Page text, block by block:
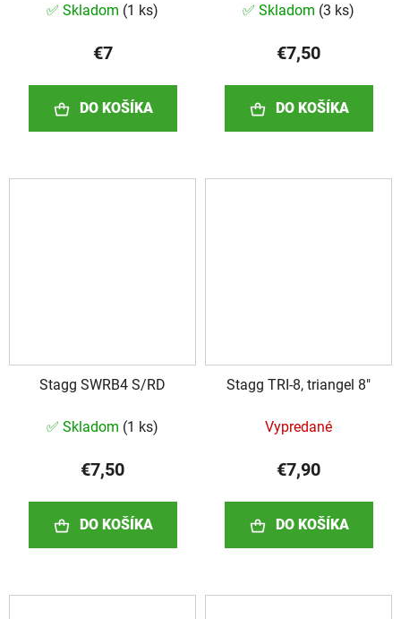
✅ Skladom (1 ks)
€7
DO KOŠÍKA
✅ Skladom (3 ks)
€7,50
DO KOŠÍKA
Stagg SWRB4 S/RD
✅ Skladom (1 ks)
€7,50
DO KOŠÍKA
Stagg TRI-8, triangel 8"
Vypredané
€7,90
DO KOŠÍKA